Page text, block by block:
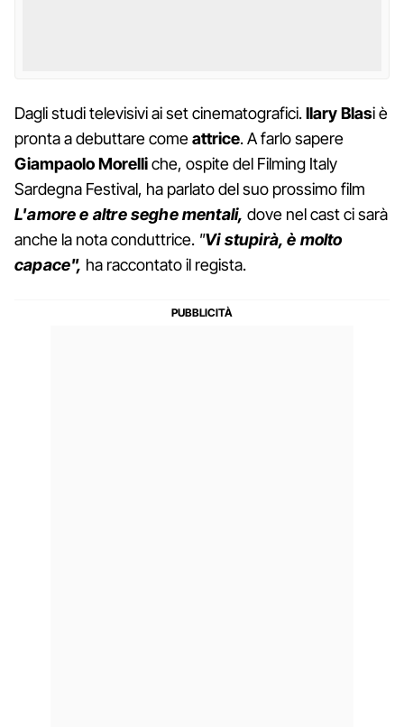
Dagli studi televisivi ai set cinematografici.Ilary Blasi è
pronta a debuttare comeattrice. A farlo sapere
Giampaolo Morelliche, ospite del Filming Italy
Sardegna Festival, ha parlato del suo prossimo film
L'amore e altre seghe mentali, dove nel cast ci sarà
anche la nota conduttrice. "Vi stupirà, è molto
capace", ha raccontato il regista.